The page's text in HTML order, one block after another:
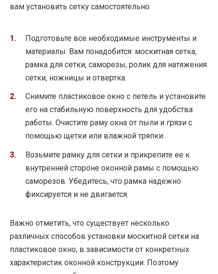
вам установить сетку самостоятельно.
Подготовьте все необходимые инструменты и
материалы. Вам понадобится: москитная сетка,
рамка для сетки, саморезы, ролик для натяжения
сетки, ножницы и отвертка.
Снимите пластиковое окно с петель и установите
его на стабильную поверхность для удобства
работы. Очистите раму окна от пыли и грязи с
помощью щетки или влажной тряпки.
Возьмите рамку для сетки и прикрепите ее к
внутренней стороне оконной рамы с помощью
саморезов. Убедитесь, что рамка надежно
фиксируется и не двигается.
Важно отметить, что существует несколько
различных способов установки москитной сетки на
пластиковое окно, в зависимости от конкретных
характеристик оконной конструкции. Поэтому